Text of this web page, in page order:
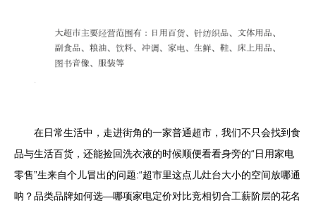
在日常生活中，走进街角的一家普通超市，我们不只会找到食
品与生活百货，还能捡回洗衣液的时候顺便看看身旁的“日用家电
零售”生来自个儿冒出的问题:“超市里这点儿灶台大小的空间放哪通
呐？品类品牌如何选—哪项家电定价对比竞相切合工薪阶层的花名